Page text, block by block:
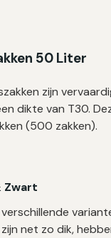
50 Liter
zijn
dikte van T30.
(500 zakken).
Zwart
zijn net zo dik,